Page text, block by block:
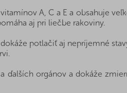
A, C a E a obsahuje
aj pri liečbe rakoviny.
potlačiť aj nepríjemné
ďalších orgánov a dokáže